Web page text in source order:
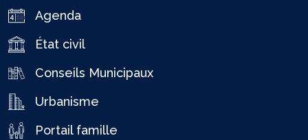
Agenda
État civil
Conseils Municipaux
Urbanisme
Portail famille